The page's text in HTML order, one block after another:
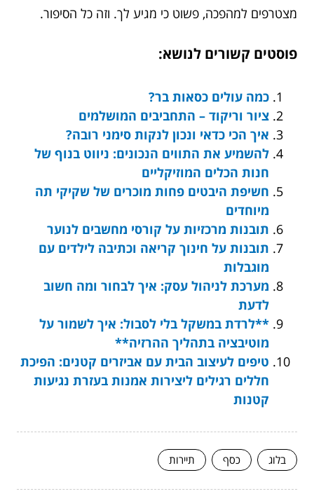
מצטרפים למהפכה, פשוט כי מגיע לך. וזה כל הסיפור.
פוסטים קשורים לנושא:
כמה עולים כסאות בר?
ציור וריקוד – התחביבים המושלמים
איך הכי כדאי ונכון לנקות סימני רובה?
להשמיע את התווים הנכונים: ניווט בנוף של
חנות הכלים המוזיקליים
חשיפת היבטים פחות מוכרים של שקיקי תה
מיוחדים
תובנות מרכזיות על קורסי מחשבים לנוער
תובנות על חינוך קריאה וכתיבה לילדים עם
מוגבלות
מערכת לניהול עסק: איך לבחור ומה חשוב
לדעת
**לרדת במשקל בלי לסבול: איך לשמור על
מוטיבציה בתהליך ההרזיה**
טיפים לעיצוב הבית עם אביזרים קטנים: הפיכת
חללים רגילים ליצירות אמנות בעזרת נגיעות
קטנות
בלוג כסף תיירות